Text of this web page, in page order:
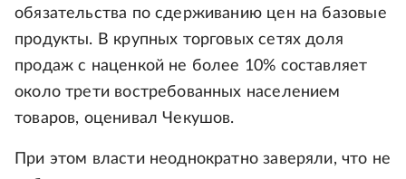
обязательства по сдерживанию цен на базовые
продукты. В крупных торговых сетях доля
продаж с наценкой не более 10% составляет
около трети востребованных населением
товаров, оценивал Чекушов.
При этом власти неоднократно заверяли, что не